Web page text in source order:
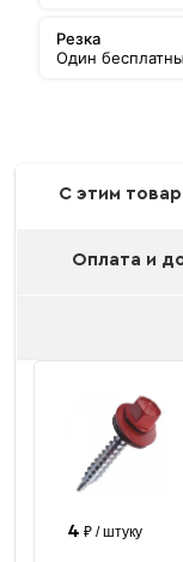
Резка
Один
С этим
Оплата и
4 ₽ / штуку